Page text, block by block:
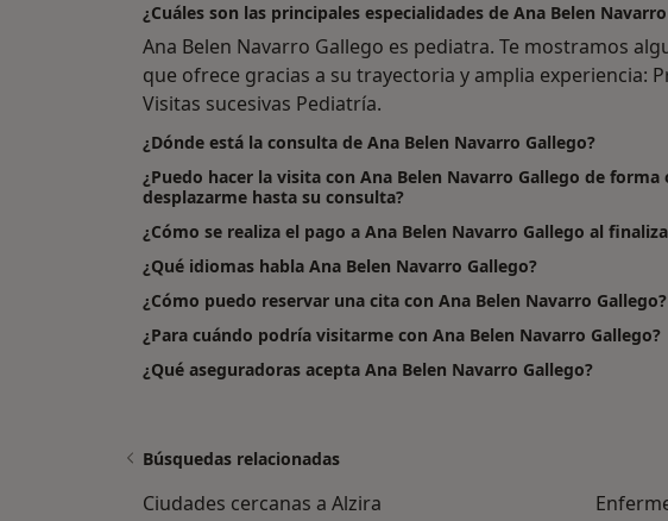
¿Cuáles son las principales especialidades de Ana Belen
Ana Belen Navarro Gallego es pediatra. Te mostramos
que ofrece gracias a su trayectoria y amplia experiencia:
Visitas sucesivas Pediatría.
¿Dónde está la consulta de Ana Belen Navarro Gallego?
¿Puedo hacer la visita con Ana Belen Navarro Gallego de
desplazarme hasta su consulta?
¿Cómo se realiza el pago a Ana Belen Navarro Gallego al
¿Qué idiomas habla Ana Belen Navarro Gallego?
¿Cómo puedo reservar una cita con Ana Belen Navarro Gallego?
¿Para cuándo podría visitarme con Ana Belen Navarro Gallego?
¿Qué aseguradoras acepta Ana Belen Navarro Gallego?
Búsquedas relacionadas
Ciudades cercanas a Alzira